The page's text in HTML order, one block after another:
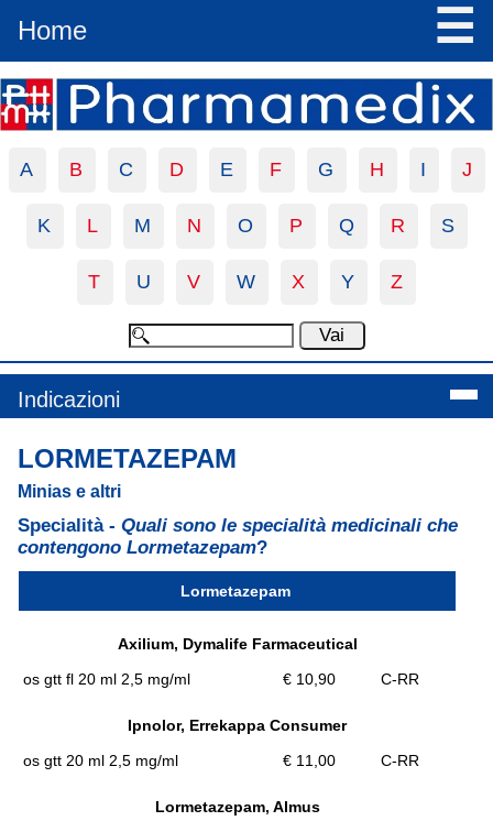
Home ☰
A B C D E F G H I J
K L M N O P Q R S
T U V W X Y Z
Indicazioni
LORMETAZEPAM
Minias e altri
Specialità - Quali sono le specialità medicinali che
contengono Lormetazepam?
Lormetazepam
Axilium, Dymalife Farmaceutical
os gtt fl 20 ml 2,5 mg/ml
€ 10,90 C-RR
Ipnolor, Errekappa Consumer
os gtt 20 ml 2,5 mg/ml
€ 11,00 C-RR
Lormetazepam, Almus